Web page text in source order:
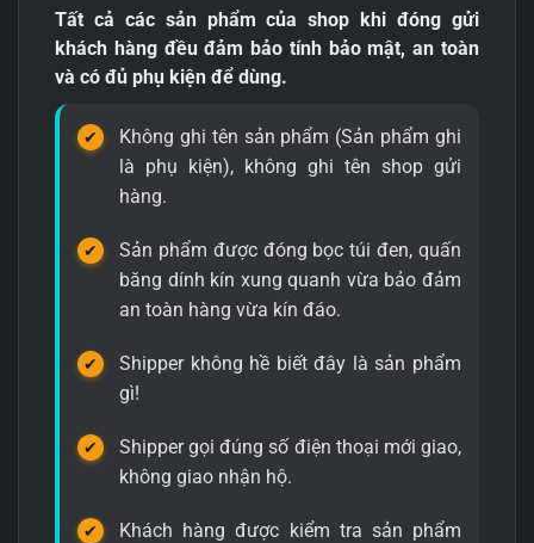
Tất cả các sản phẩm của shop khi đóng gửi
khách hàng đều đảm bảo tính bảo mật, an toàn
và có đủ phụ kiện để dùng.
Không ghi tên sản phẩm (Sản phẩm ghi
là phụ kiện), không ghi tên shop gửi
hàng.
Sản phẩm được đóng bọc túi đen, quấn
băng dính kín xung quanh vừa bảo đảm
an toàn hàng vừa kín đáo.
Shipper không hề biết đây là sản phẩm
gì!
Shipper gọi đúng số điện thoại mới giao,
không giao nhận hộ.
Khách hàng được kiểm tra sản phẩm